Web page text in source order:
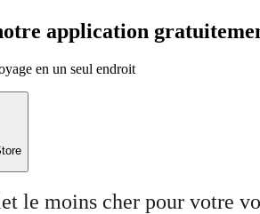
application
en un seul endroit
le moins cher pour votre